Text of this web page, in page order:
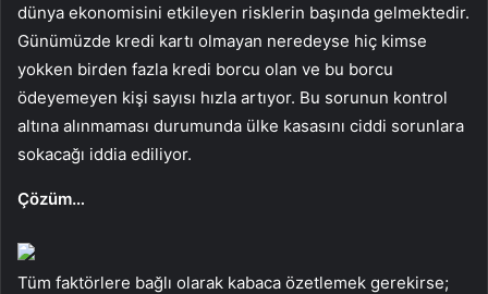
dünya ekonomisini etkileyen risklerin başında gelmektedir.
Günümüzde kredi kartı olmayan neredeyse hiç kimse
yokken birden fazla kredi borcu olan ve bu borcu
ödeyemeyen kişi sayısı hızla artıyor. Bu sorunun kontrol
altına alınmaması durumunda ülke kasasını ciddi sorunlara
sokacağı iddia ediliyor.
Çözüm…
Tüm faktörlere bağlı olarak kabaca özetlemek gerekirse;